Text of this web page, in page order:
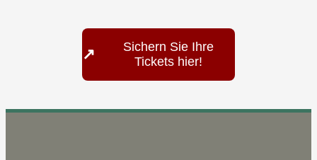
↗
Sichern Sie Ihre
Tickets hier!